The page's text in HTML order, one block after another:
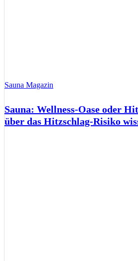
Sauna Magazin
Sauna: Wellness-Oase oder
über das Hitzschlag-Risiko